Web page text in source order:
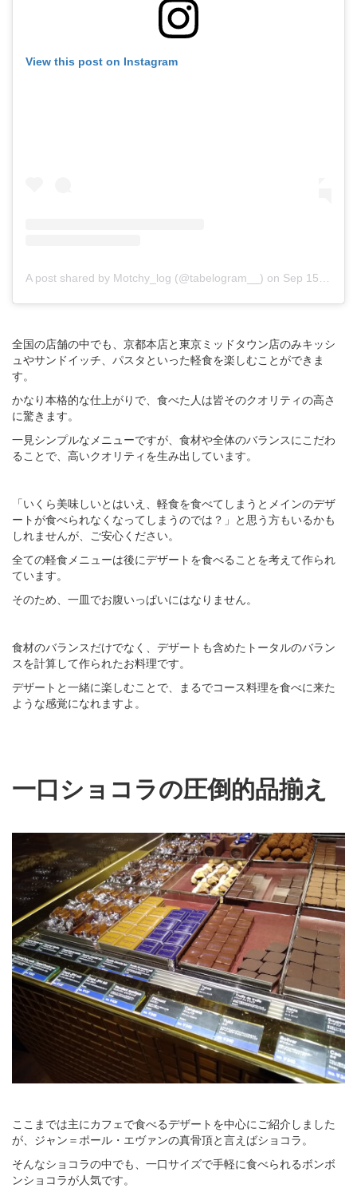
View this post on Instagram
A post shared by Motchy_log (@tabelogram__) on Sep 15, 2019 at 8:01am PDT
全国の店舗の中でも、京都本店と東京ミッドタウン店のみキッシ
ュやサンドイッチ、パスタといった軽食を楽しむことができま
す。
かなり本格的な仕上がりで、食べた人は皆そのクオリティの高さ
に驚きます。
一見シンプルなメニューですが、食材や全体のバランスにこだわ
ることで、高いクオリティを生み出しています。
「いくら美味しいとはいえ、軽食を食べてしまうとメインのデザ
ートが食べられなくなってしまうのでは？」と思う方もいるかも
しれませんが、ご安心ください。
全ての軽食メニューは後にデザートを食べることを考えて作られ
ています。
そのため、一皿でお腹いっぱいにはなりません。
食材のバランスだけでなく、デザートも含めたトータルのバラン
スを計算して作られたお料理です。
デザートと一緒に楽しむことで、まるでコース料理を食べに来た
ような感覚になれますよ。
一口ショコラの圧倒的品揃え
ここまでは主にカフェで食べるデザートを中心にご紹介しました
が、ジャン＝ポール・エヴァンの真骨頂と言えばショコラ。
そんなショコラの中でも、一口サイズで手軽に食べられるボンボ
ンショコラが人気です。